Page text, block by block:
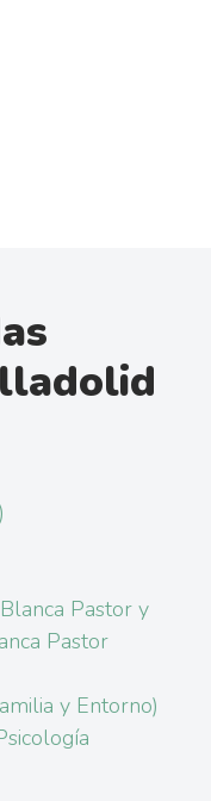
Pastor y
Pastor
y Entorno)